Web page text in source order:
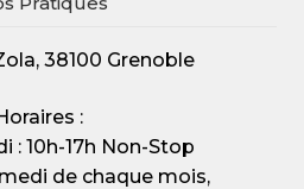
38100 Grenoble
:
: 10h-17h Non-Stop
de chaque mois,